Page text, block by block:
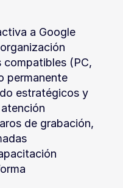
a Google
compatibles (PC,
permanente
estratégicos y
de grabación,